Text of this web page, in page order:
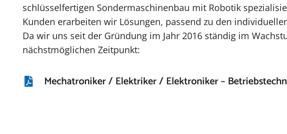
schlüsselfertigen Sondermaschinenbau mit Robotik
Kunden erarbeiten wir Lösungen, passend zu den
Da wir uns seit der Gründung im Jahr 2016 ständig im
nächstmöglichen Zeitpunkt:
Mechatroniker / Elektriker / Elektroniker –